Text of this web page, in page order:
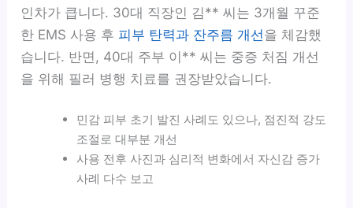
인차가 큽니다. 30대 직장인 김** 씨는 3개월 꾸준
한 EMS 사용 후 피부 탄력과 잔주름 개선을 체감했
습니다. 반면, 40대 주부 이** 씨는 중증 처짐 개선
을 위해 필러 병행 치료를 권장받았습니다.
민감 피부 초기 발진 사례도 있으나, 점진적 강도
조절로 대부분 개선
사용 전후 사진과 심리적 변화에서 자신감 증가
사례 다수 보고